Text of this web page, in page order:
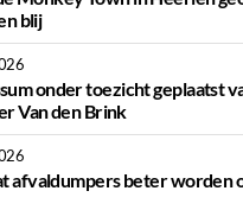
blij
onder toezicht geplaatst
Van den Brink
afvaldumpers beter worden